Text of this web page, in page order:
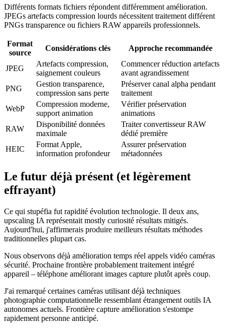
Différents formats fichiers répondent différemment amélioration.
JPEGs artefacts compression lourds nécessitent traitement différent
PNGs transparence ou fichiers RAW appareils professionnels.
Format
source
Considérations clés Approche recommandée
JPEG
Artefacts compression,
saignement couleurs
Commencer réduction artefacts
avant agrandissement
PNG
Gestion transparence,
compression sans perte
Préserver canal alpha pendant
traitement
WebP
Compression moderne,
support animation
Vérifier préservation
animations
RAW
Disponibilité données
maximale
Traiter convertisseur RAW
dédié première
HEIC
Format Apple,
information profondeur
Assurer préservation
métadonnées
Le futur déjà présent (et légèrement
effrayant)
Ce qui stupéfia fut rapidité évolution technologie. Il deux ans,
upscaling IA représentait mostly curiosité résultats mitigés.
Aujourd'hui, j'affirmerais produire meilleurs résultats méthodes
traditionnelles plupart cas.
Nous observons déjà amélioration temps réel appels vidéo caméras
sécurité. Prochaine frontière probablement traitement intégré
appareil – téléphone améliorant images capture plutôt après coup.
J'ai remarqué certaines caméras utilisant déjà techniques
photographie computationnelle ressemblant étrangement outils IA
autonomes actuels. Frontière capture amélioration s'estompe
rapidement personne anticipé.